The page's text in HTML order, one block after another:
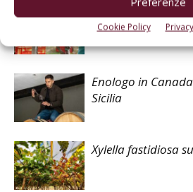
Cookie Policy
Vendemmia 2026
Enologo in
Sicilia
Xylella fastidiosa